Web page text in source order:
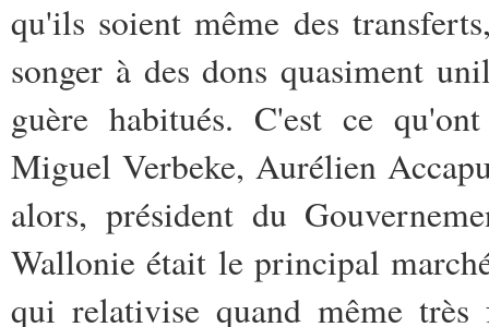
qu'ils soient même des
songer à des dons quasiment
guère habitués. C'est ce
Miguel Verbeke, Aurélien
alors, président du
Wallonie était le principal
qui relativise quand même très